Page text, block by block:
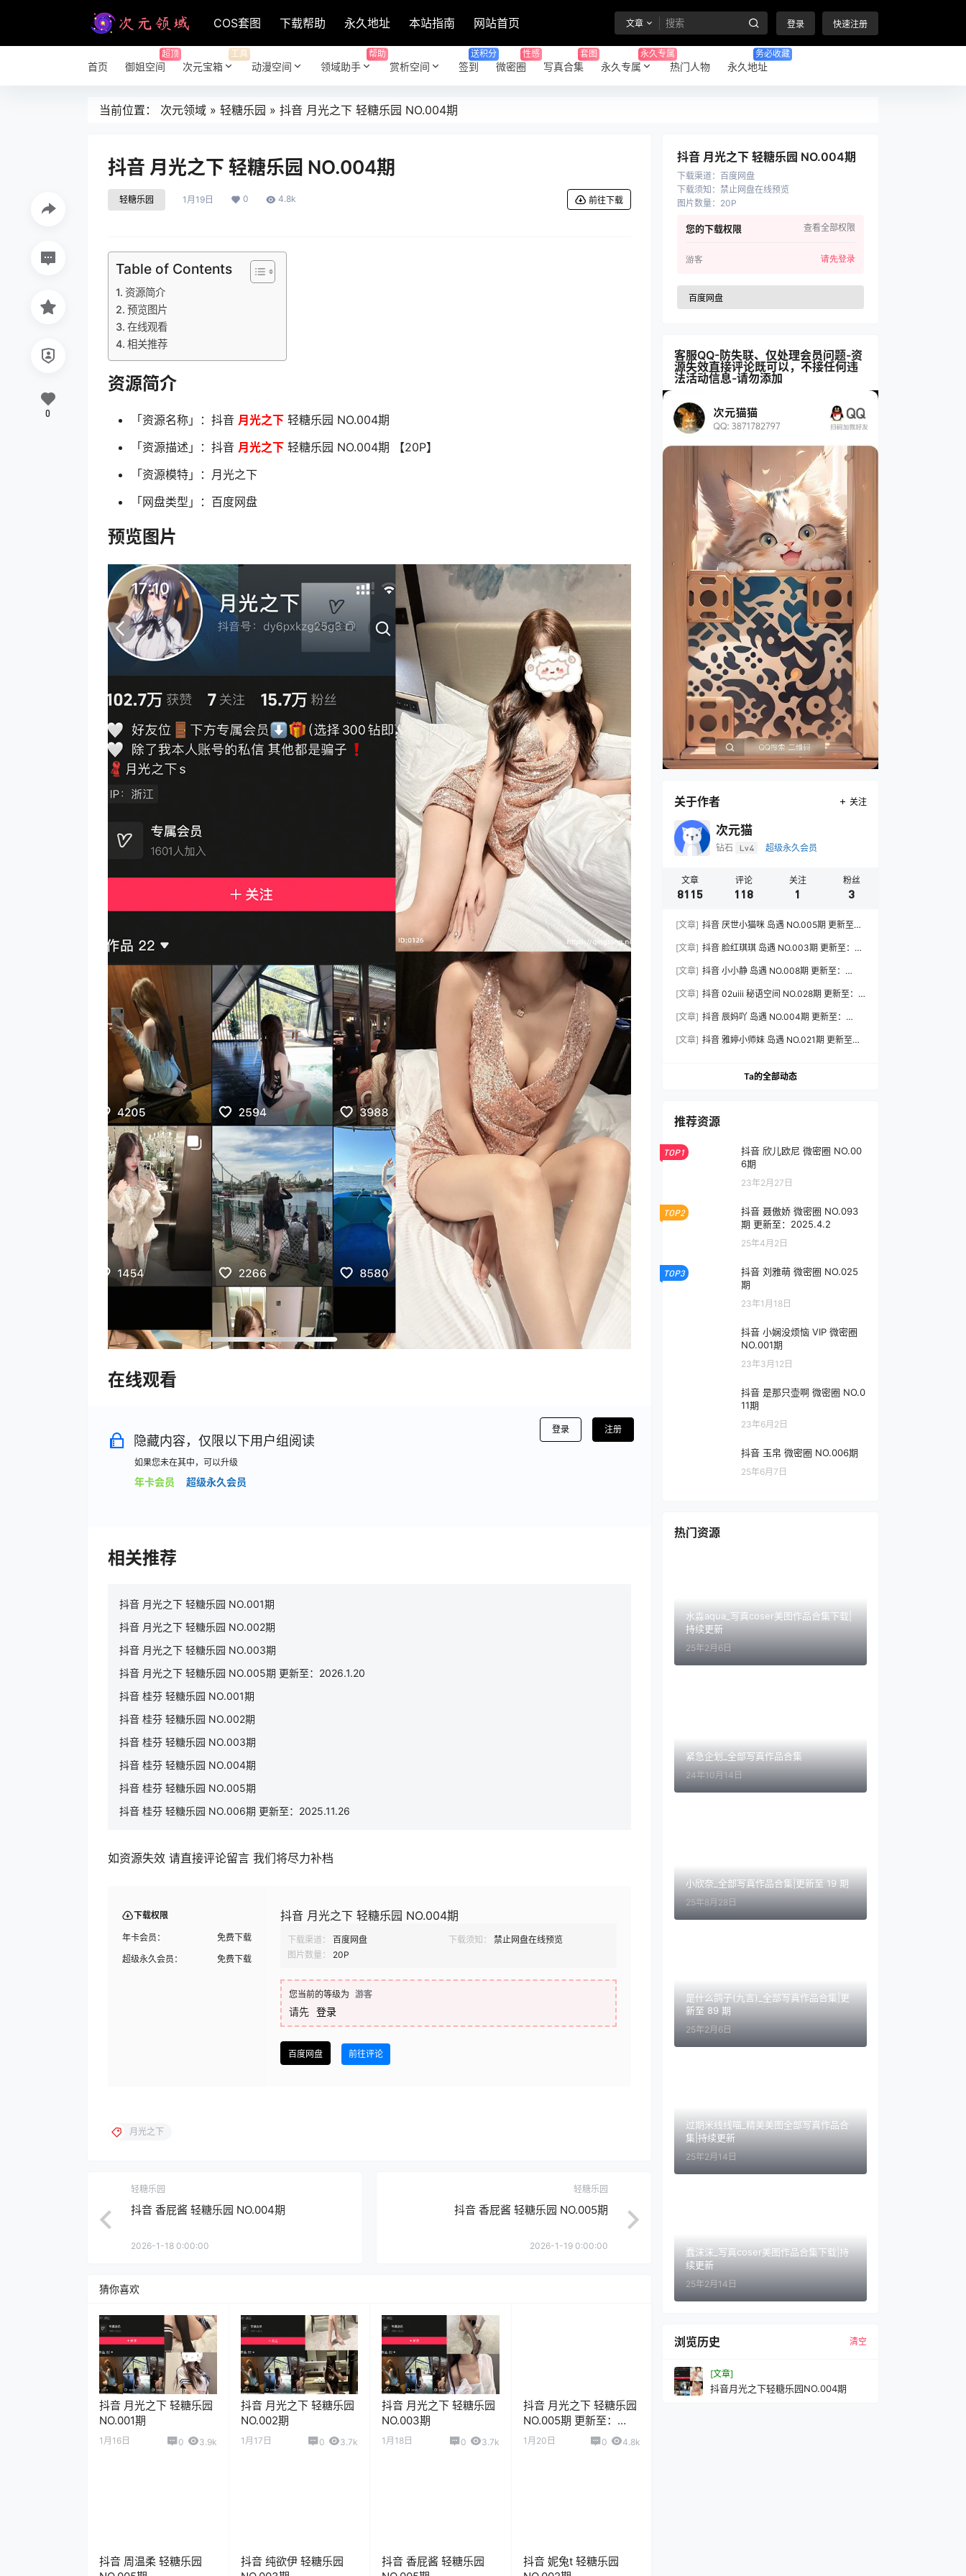
COS套图 下载帮助 永久地址 本站指南 网站首页 文章 登录 快速注册
首页 御姐空间
超顶
次元宝箱
工具
动漫空间 领域助手
帮助
赏析空间 签到
送积分
微密圈
性感
写真合集
套图
永久专属
永久专属
热门人物 永久地址
务必收藏
当前位置： 次元领域 » 轻糖乐园 » 抖音 月光之下 轻糖乐园 NO.004期
抖音 月光之下 轻糖乐园 NO.004期
轻糖乐园 1月19日 0 4.8k 前往下载
Table of Contents
资源简介
预览图片
在线观看
相关推荐
资源简介
「资源名称」：抖音 月光之下 轻糖乐园 NO.004期
「资源描述」：抖音 月光之下 轻糖乐园 NO.004期 【20P】
「资源模特」：月光之下
「网盘类型」：百度网盘
预览图片
在线观看
隐藏内容，仅限以下用户组阅读
如果您未在其中，可以升级
年卡会员 超级永久会员
登录 注册
相关推荐
抖音 月光之下 轻糖乐园 NO.001期
抖音 月光之下 轻糖乐园 NO.002期
抖音 月光之下 轻糖乐园 NO.003期
抖音 月光之下 轻糖乐园 NO.005期 更新至：2026.1.20
抖音 桂芬 轻糖乐园 NO.001期
抖音 桂芬 轻糖乐园 NO.002期
抖音 桂芬 轻糖乐园 NO.003期
抖音 桂芬 轻糖乐园 NO.004期
抖音 桂芬 轻糖乐园 NO.005期
抖音 桂芬 轻糖乐园 NO.006期 更新至：2025.11.26
如资源失效 请直接评论留言 我们将尽力补档
下载权限
年卡会员：
免费下载
超级永久会员：
免费下载
抖音 月光之下 轻糖乐园 NO.004期
下载渠道： 百度网盘 下载须知：
禁止网盘在线预览
图片数量：
20P
您当前的等级为 游客
请先 登录
百度网盘 前往评论
0
月光之下
轻糖乐园
抖音 香屁酱 轻糖乐园 NO.004期
2026-1-18 0:00:00
轻糖乐园
抖音 香屁酱 轻糖乐园 NO.005期
2026-1-19 0:00:00
猜你喜欢
抖音 月光之下 轻糖乐园
NO.001期
1月16日 0 3.9k
抖音 月光之下 轻糖乐园
NO.002期
1月17日 0 3.7k
抖音 月光之下 轻糖乐园
NO.003期
1月18日 0 3.7k
抖音 月光之下 轻糖乐园
NO.005期 更新至：
2026.1.20
1月20日 0 4.8k
抖音 周温柔 轻糖乐园
抖音 纯欲伊 轻糖乐园
抖音 香屁酱 轻糖乐园
抖音 妮兔t 轻糖乐园
抖音 月光之下 轻糖乐园 NO.004期
下载渠道： 百度网盘
下载须知 ： 禁止网盘在线预览
图片数量： 20P
您的下载权限 查看全部权限
游客 请先登录
百度网盘
客服QQ-防失联、仅处理会员问题-资
源失效直接评论既可以，不接任何违
法活动信息-请勿添加
关于作者 关注
次元猫
钻石 Lv4 超级永久会员
文章
8115
评论
118
关注
1
粉丝
3
[文章] 抖音 厌世小猫咪 岛遇 NO.005期 更新至：
[文章] 抖音 脸红琪琪 岛遇 NO.003期 更新至：
[文章] 抖音 小小静 岛遇 NO.008期 更新至：
[文章] 抖音 02uiii 秘语空间 NO.028期 更新至：
[文章] 抖音 辰妈吖 岛遇 NO.004期 更新至：
[文章] 抖音 雅婷小师妹 岛遇 NO.021期 更新至：
Ta的全部动态
推荐资源
TOP1
抖音 欣儿欧尼 微密圈 NO.00
6期
23年2月27日
TOP2
抖音 聂傲娇 微密圈 NO.093
期 更新至：2025.4.2
25年4月2日
TOP3
抖音 刘雅萌 微密圈 NO.025
期
23年1月18日
抖音 小娴没烦恼 VIP 微密圈
NO.001期
23年3月12日
抖音 是那只壶啊 微密圈 NO.0
11期
23年6月2日
抖音 玉帛 微密圈 NO.006期
25年6月7日
热门资源
水淼aqua_写真coser美图作品合集下载|
持续更新
25年2月6日
紧急企划_全部写真作品合集
24年10月14日
小欣奈_全部写真作品合集|更新至 19 期
25年8月28日
是什么鸽子(九言)_全部写真作品合集|更
新至 89 期
25年2月6日
过期米线线喵_精美美图全部写真作品合
集|持续更新
25年2月14日
蠢沫沫_写真coser美图作品合集下载|持
续更新
25年2月14日
浏览历史 清空
[文章]
抖音月光之下轻糖乐园NO.004期